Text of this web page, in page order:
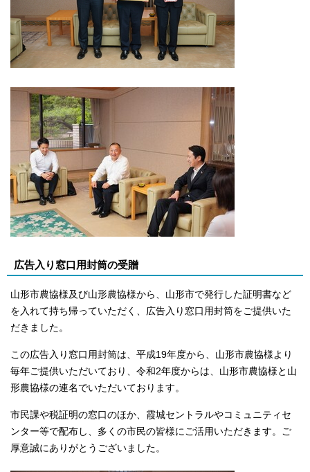
広告入り窓口用封筒の受贈
山形市農協様及び山形農協様から、山形市で発行した証明書など
を入れて持ち帰っていただく、広告入り窓口用封筒をご提供いた
だきました。
この広告入り窓口用封筒は、平成19年度から、山形市農協様より
毎年ご提供いただいており、令和2年度からは、山形市農協様と山
形農協様の連名でいただいております。
市民課や税証明の窓口のほか、霞城セントラルやコミュニティセ
ンター等で配布し、多くの市民の皆様にご活用いただきます。ご
厚意誠にありがとうございました。